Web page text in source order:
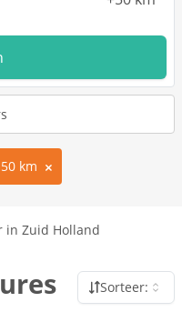
km
in Zuid Holland
Sorteer: